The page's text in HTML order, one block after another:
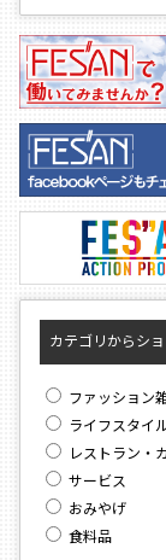
カテゴリからシ
ファッション
ライフスタイ
レストラン・
サービス
おみやげ
食料品